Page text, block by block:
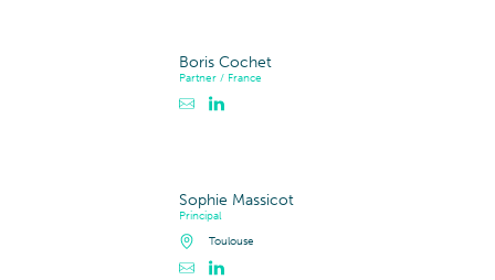
Boris Cochet
Partner / France
Contacter Boris Cochet
Sophie Massicot
Principal
Toulouse
Contacter Sophie Massicot